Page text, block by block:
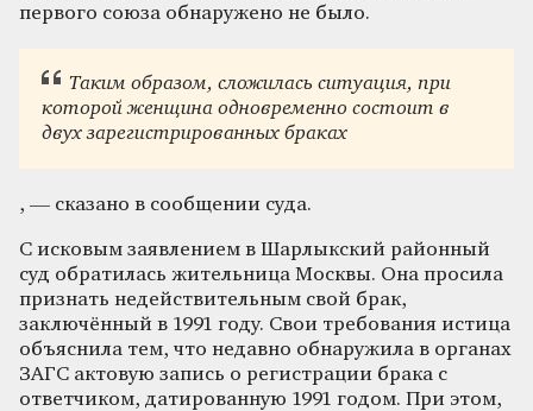
первого союза обнаружено не было.
Таким образом, сложилась ситуация, при
которой женщина одновременно состоит в
двух зарегистрированных браках
, — сказано в сообщении суда.
С исковым заявлением в Шарлыкский районный
суд обратилась жительница Москвы. Она просила
признать недействительным свой брак,
заключённый в 1991 году. Свои требования истица
объяснила тем, что недавно обнаружила в органах
ЗАГС актовую запись о регистрации брака с
ответчиком, датированную 1991 годом. При этом,